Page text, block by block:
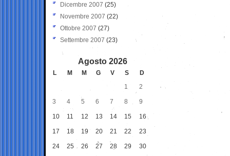
Dicembre 2007 (25)
Novembre 2007 (22)
Ottobre 2007 (27)
Settembre 2007 (23)
Agosto 2026
L M M G V S
D
1
2
3 4 5 6 7 8 9
10 11 12 13 14 15 16
17 18 19 20 21 22 23
24 25 26 27 28 29 30